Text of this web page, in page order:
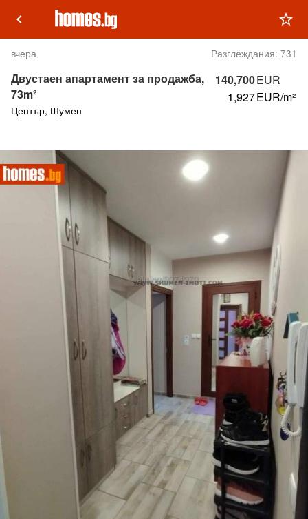
keyboard_arrow_left star_outline
вчера Разглеждания: 731
140,700EUR
1,927EUR/m²
Двустаен апартамент за продажба,
73m²
Център, Шумен